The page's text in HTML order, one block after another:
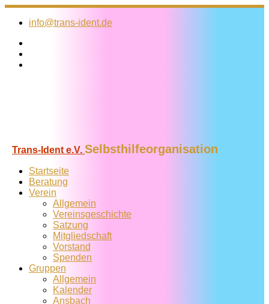
Zum
Inhalt
info@trans-ident.de
Trans-Ident e.V. Selbsthilfeorganisation
Startseite
Beratung
Verein
Allgemein
Vereins­geschichte
Satzung
Mitglied­schaft
Vorstand
Spenden
Gruppen
Allgemein
Kalender
Ansbach